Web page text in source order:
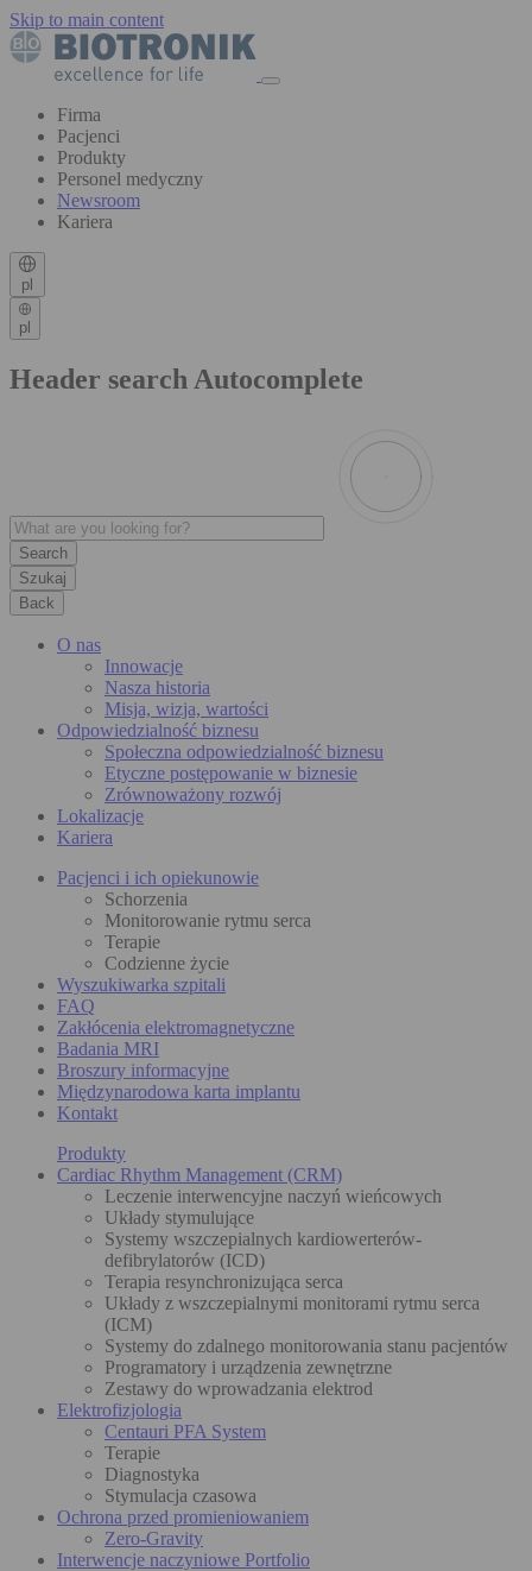
Skip to main content
Firma
Pacjenci
Produkty
Personel medyczny
Newsroom
Kariera
pl
pl
Header search Autocomplete
Szukaj
Back
O nas
Innowacje
Nasza historia
Misja, wizja, wartości
Odpowiedzialność biznesu
Społeczna odpowiedzialność biznesu
Etyczne postępowanie w biznesie
Zrównoważony rozwój
Lokalizacje
Kariera
Pacjenci i ich opiekunowie
Schorzenia
Monitorowanie rytmu serca
Terapie
Codzienne życie
Wyszukiwarka szpitali
FAQ
Zakłócenia elektromagnetyczne
Badania MRI
Broszury informacyjne
Międzynarodowa karta implantu
Kontakt
Produkty
Cardiac Rhythm Management (CRM)
Leczenie interwencyjne naczyń wieńcowych
Układy stymulujące
Systemy wszczepialnych kardiowerterów-
defibrylatorów (ICD)
Terapia resynchronizująca serca
Układy z wszczepialnymi monitorami rytmu serca
(ICM)
Systemy do zdalnego monitorowania stanu pacjentów
Programatory i urządzenia zewnętrzne
Zestawy do wprowadzania elektrod
Elektrofizjologia
Centauri PFA System
Terapie
Diagnostyka
Stymulacja czasowa
Ochrona przed promieniowaniem
Zero-Gravity
Interwencje naczyniowe Portfolio